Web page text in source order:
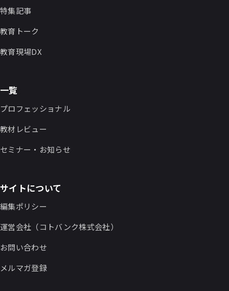
特集記事
教育トーク
教育現場DX
一覧
プロフェッショナル
教材レビュー
セミナー・お知らせ
サイトについて
編集ポリシー
運営会社（コトバンク株式会社）
お問い合わせ
メルマガ登録